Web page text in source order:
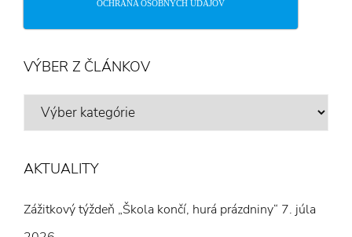
OCHRANA OSOBNÝCH ÚDAJOV
VÝBER Z ČLÁNKOV
VÝBER
AKTUALITY
Zážitkový týždeň „Škola končí, hurá prázdniny“ 7. júla